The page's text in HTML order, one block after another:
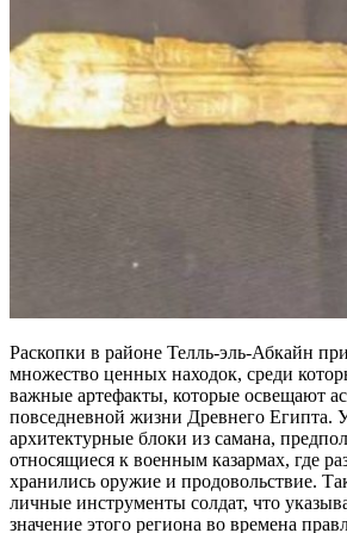
Раскопки в районе Телль-эль-Абкайн
множество ценных находок, среди
важные артефакты, которые освещают
повседневной жизни Древнего Египта.
архитектурные блоки из самана,
относящиеся к военным казармах, где
хранились оружие и продовольствие.
личные инструменты солдат, что
значение этого региона во времена